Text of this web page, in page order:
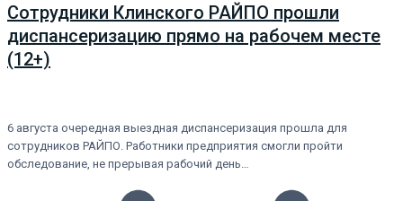
Сотрудники Клинского РАЙПО прошли
диспансеризацию прямо на рабочем месте
(12+)
6 августа очередная выездная диспансеризация прошла для
сотрудников РАЙПО. Работники предприятия смогли пройти
обследование, не прерывая рабочий день…